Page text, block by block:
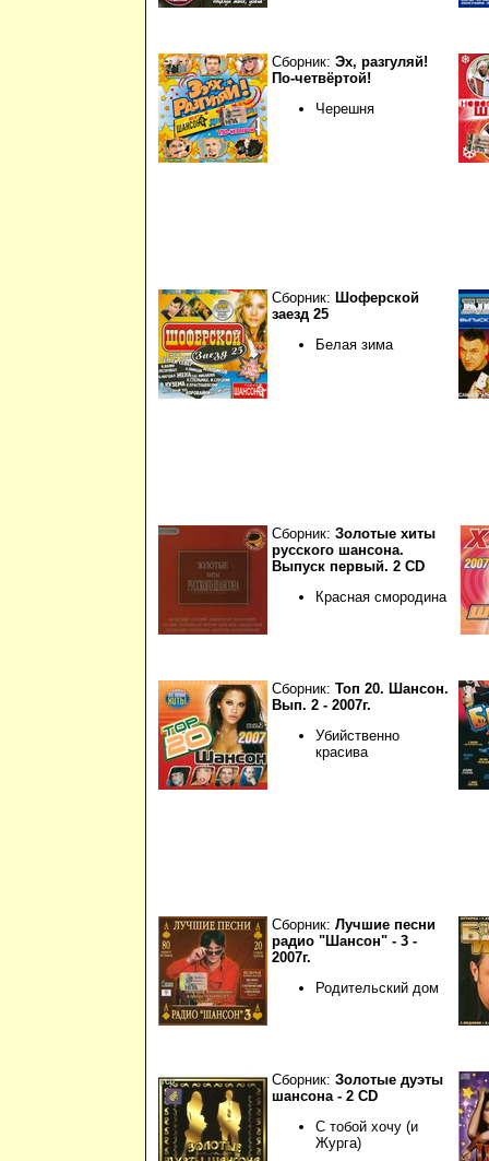
Сборник: Эх, разгуляй!
По-четвёртой!
Черешня
Сборник: Шоферской
заезд 25
Белая зима
Сборник: Золотые хиты
русского шансона.
Выпуск первый. 2 CD
Красная смородина
Сборник: Топ 20. Шансон.
Вып. 2 - 2007г.
Убийственно
красива
Сборник: Лучшие песни
радио "Шансон" - 3 -
2007г.
Родительский дом
Сборник: Золотые дуэты
шансона - 2 CD
С тобой хочу (и
Журга)